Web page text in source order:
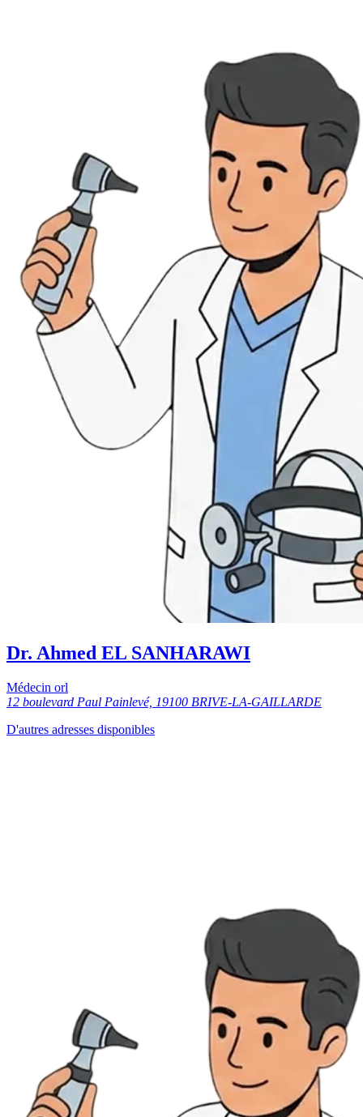
Dr. Ahmed EL SANHARAWI
Médecin orl
12 boulevard Paul Painlevé, 19100 BRIVE-LA-GAILLARDE
D'autres adresses disponibles